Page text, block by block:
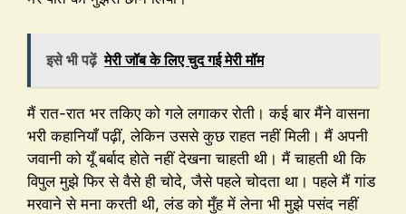
इसे भी पढ़ें मेरी जॉब के लिए चुद गई मेरी मॉम
मैं रात-रात भर तकिए को गले लगाकर रोती। कई बार मैंने वासना
भरी कहानियाँ पढ़ीं, लेकिन उससे कुछ राहत नहीं मिली। मैं अपनी
जवानी को यूँ बर्बाद होते नहीं देखना चाहती थी। मैं चाहती थी कि
विपुल मुझे फिर से वैसे ही चोदे, जैसे पहले चोदता था। पहले मैं गांड
मरवाने से मना करती थी, लंड को मुँह में लेना भी मुझे पसंद नहीं